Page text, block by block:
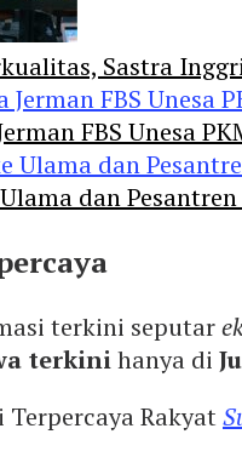
Sastra
FBS Unesa
dan
terkini seputar
terkinihanya di
Rakyat